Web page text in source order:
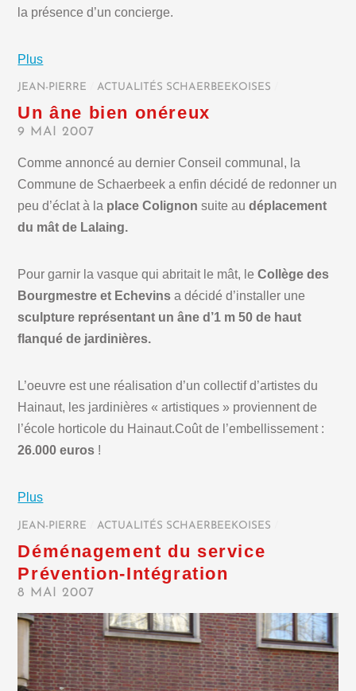
la présence d’un concierge.
Plus
JEAN-PIERRE ACTUALITÉS SCHAERBEEKOISES
Un âne bien onéreux
9 MAI 2007
Comme annoncé au dernier Conseil communal, la
Commune de Schaerbeek a enfin décidé de redonner un
peu d’éclat à la place Colignon suite audéplacement
du mât de Lalaing.
Pour garnir la vasque qui abritait le mât, leCollège des
Bourgmestre et Echevins a décidé d’installer une
sculpture représentant un âne d’1 m 50 de haut
flanqué de jardinières.
L’oeuvre est une réalisation d’un collectif d’artistes du
Hainaut, les jardinières « artistiques » proviennent de
l’école horticole du Hainaut.Coût de l’embellissement :
26.000 euros !
Plus
JEAN-PIERRE ACTUALITÉS SCHAERBEEKOISES
Déménagement du service
Prévention-Intégration
8 MAI 2007